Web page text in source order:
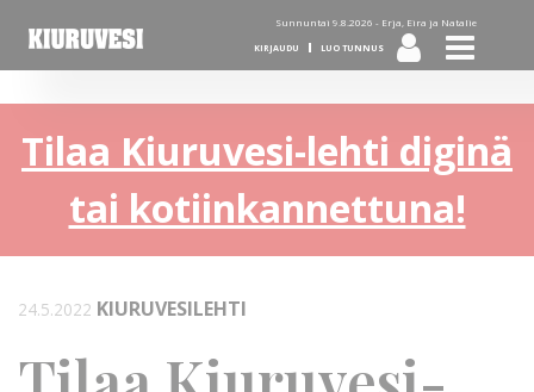
Sunnuntai 9.8.2026 - Erja, Eira ja Natalie
KIRJAUDU LUO TUNNUS
Tilaa Kiuruvesi-lehti diginä
tai kotiinkannettuna!
24.5.2022 KIURUVESILEHTI